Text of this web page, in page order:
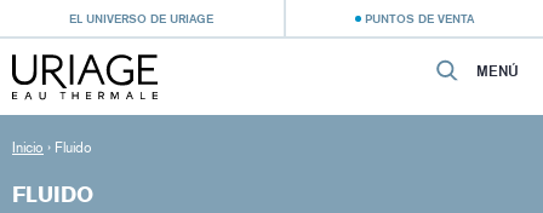
EL UNIVERSO DE URIAGE PUNTOS DE VENTA
MENÚ
Inicio › Fluido
FLUIDO